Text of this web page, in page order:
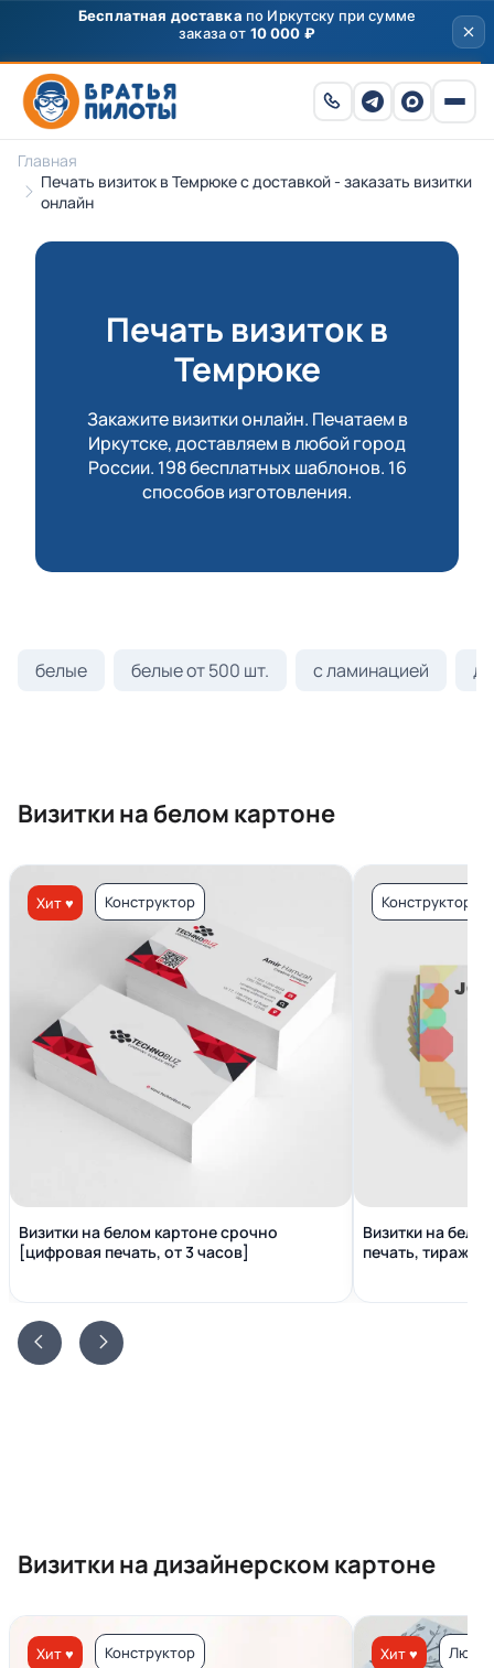
Скидка250 ₽на первый заказ от 3000 ₽ по
промокоду
ПРИВЕТ
Главная
Печать визиток в Темрюке с доставкой - заказать визитки
онлайн
Печать визиток в
Темрюке
Закажите визитки онлайн. Печатаем в
Иркутске, доставляем в любой город
России. 198 бесплатных шаблонов. 16
способов изготовления.
белые белые от 500 шт. с ламинацией
Визитки на белом картоне
Хит ♥ Конструктор
Визитки на белом картоне срочно
[цифровая печать, от 3 часов]
Конструктор
Визитки на
печать, тираж
Визитки на дизайнерском картоне
Хит ♥ Конструктор Хит ♥ Люкс